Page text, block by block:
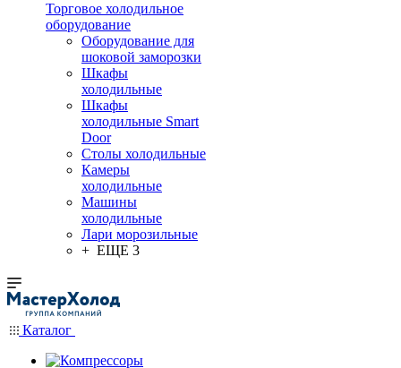
Торговое холодильное
оборудование
Оборудование для
шоковой заморозки
Шкафы
холодильные
Шкафы
холодильные Smart
Door
Столы холодильные
Камеры
холодильные
Машины
холодильные
Лари морозильные
+ ЕЩЕ 3
Каталог